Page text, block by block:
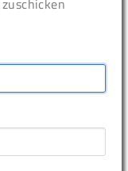
zuschicken